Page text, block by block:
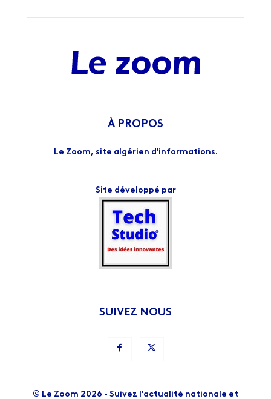
À PROPOS
Le Zoom, site algérien d'informations.
Site développé par
SUIVEZ NOUS
© Le Zoom 2026 - Suivez l'actualité nationale et